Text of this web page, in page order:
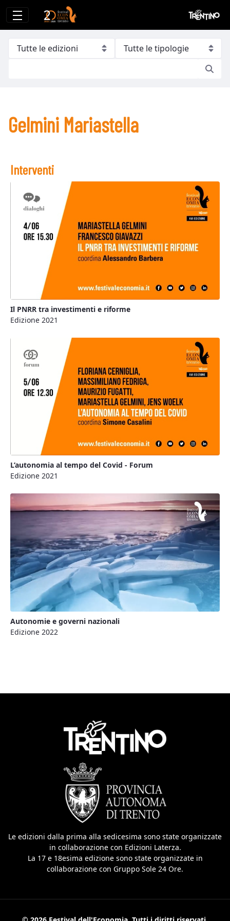
Gelmini Mariastella
Gelmini Mariastella
Interventi
Il PNRR tra investimenti e riforme
Edizione 2021
L’autonomia al tempo del Covid - Forum
Edizione 2021
Autonomie e governi nazionali
Edizione 2022
Le edizioni dalla prima alla sedicesima sono state organizzate
in collaborazione con Edizioni Laterza.
La 17 e 18esima edizione sono state organizzate in
collaborazione con Gruppo Sole 24 Ore.